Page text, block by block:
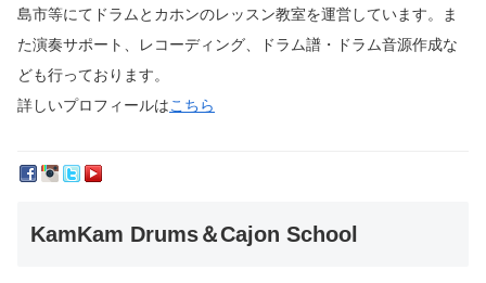
島市等にて ドラムとカホンのレッスン教室を運営しています。
ま
た演奏サポート、レコーディング、ドラム譜・ドラム音源作成な
ども行っております。
詳しいプロフィールはこちら
KamKam Drums＆Cajon School